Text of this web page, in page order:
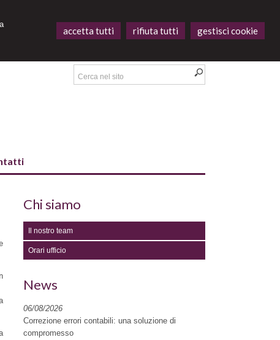
accetta tutti rifiuta tutti gestisci cookie
Chi siamo
Il nostro team
Orari ufficio
News
06/08/2026
Correzione errori contabili: una soluzione di
compromesso